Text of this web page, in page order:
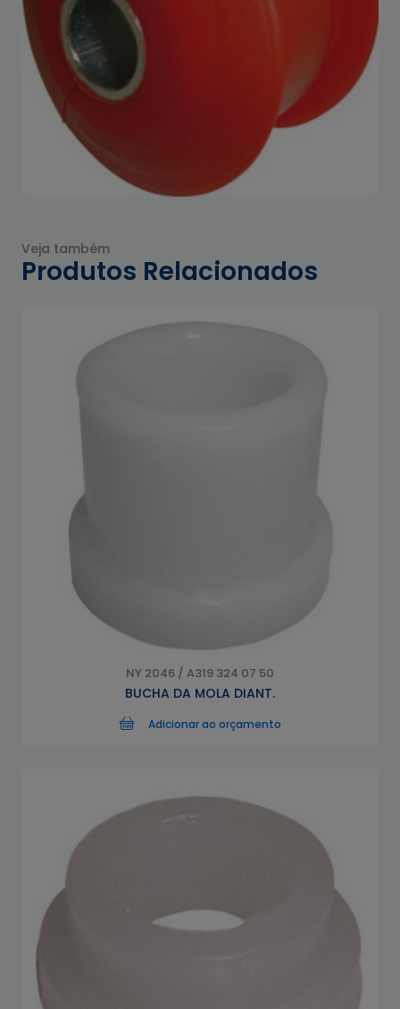
Veja também
Produtos Relacionados
NY 2046 / A319 324 07 50
BUCHA DA MOLA DIANT.
Adicionar ao orçamento